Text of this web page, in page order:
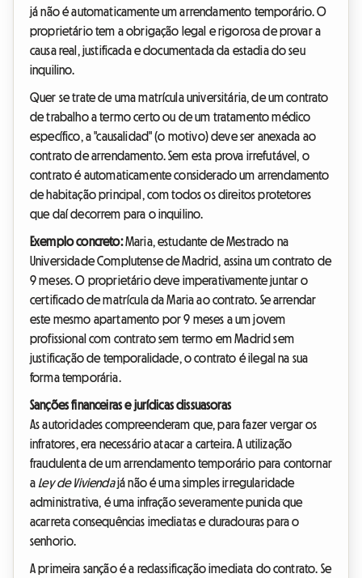
já não é automaticamente um arrendamento temporário. O
proprietário tem a obrigação legal e rigorosa de provar a
causa real, justificada e documentada da estadia do seu
inquilino.
Quer se trate de uma matrícula universitária, de um contrato
de trabalho a termo certo ou de um tratamento médico
específico, a "causalidad" (o motivo) deve ser anexada ao
contrato de arrendamento. Sem esta prova irrefutável, o
contrato é automaticamente considerado um arrendamento
de habitação principal, com todos os direitos protetores
que daí decorrem para o inquilino.
Exemplo concreto:Maria, estudante de Mestrado na
Universidade Complutense de Madrid, assina um contrato de
9 meses. O proprietário deve imperativamente juntar o
certificado de matrícula da Maria ao contrato. Se arrendar
este mesmo apartamento por 9 meses a um jovem
profissional com contrato sem termo em Madrid sem
justificação de temporalidade, o contrato é ilegal na sua
forma temporária.
Sanções financeiras e jurídicas dissuasoras
As autoridades compreenderam que, para fazer vergar os
infratores, era necessário atacar a carteira. A utilização
fraudulenta de um arrendamento temporário para contornar
a Ley de Viviendajá não é uma simples irregularidade
administrativa, é uma infração severamente punida que
acarreta consequências imediatas e duradouras para o
senhorio.
A primeira sanção é a reclassificação imediata do contrato. Se